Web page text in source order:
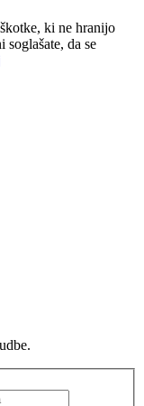
ki ne hranijo
soglašate, da se